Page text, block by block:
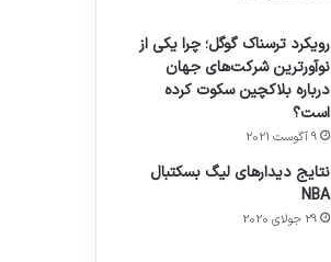
رویکرد ترسناک گوگل؛ چرا یکی از
نوآورترین شرکت‌های جهان
درباره بلاکچین سکوت کرده
است؟
9 آگوست 2021
نتایج دیدار‌های لیگ بسکتبال
NBA
29 جولای 2020